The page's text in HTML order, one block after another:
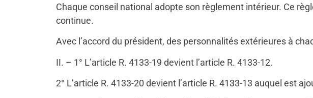
Chaque conseil national adopte son règlement intérieur. Ce
continue.
Avec l’accord du président, des personnalités extérieures à
II. – 1° L’article R. 4133-19 devient l’article R. 4133-12.
2° L’article R. 4133-20 devient l’article R. 4133-13 auquel est